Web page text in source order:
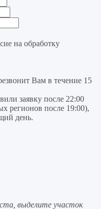
на обработку
Вам в течение 15
заявку после 22:00
регионов после 19:00),
день.
выделите участок